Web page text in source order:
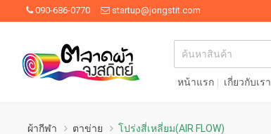
090-686-0770 startup@jongstit.com
หน้าแรก เกี่ยวกับเรา
ผ้ากีฬา ตาข่าย โปร่งสี่เหลี่ยม(AIR FLOW)